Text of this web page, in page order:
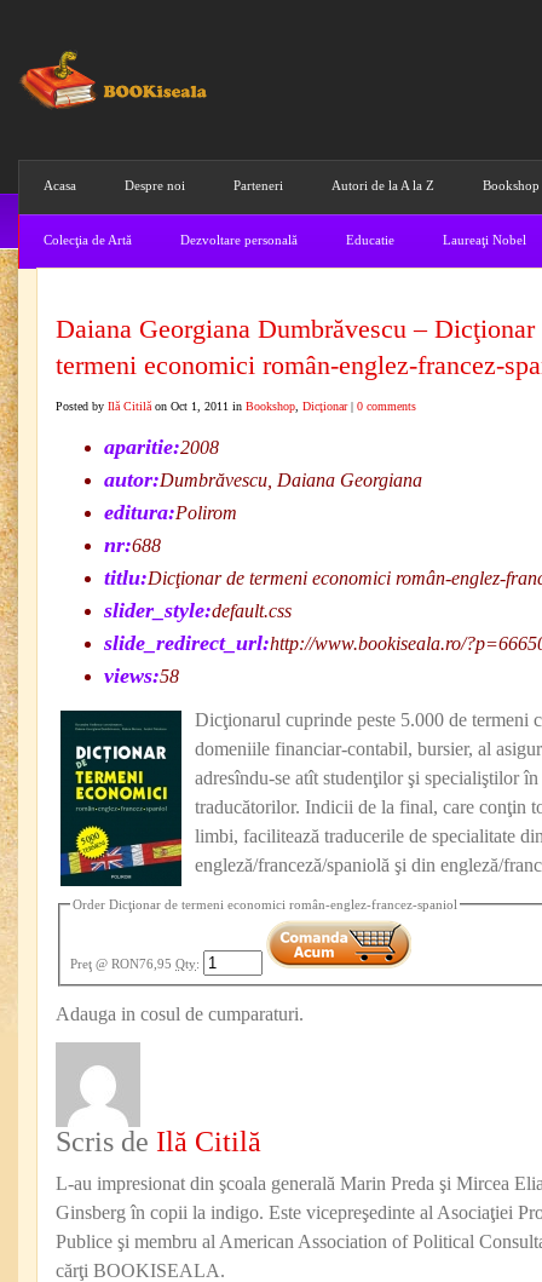
Acasa Despre noi Parteneri Autori de la A la Z Bookshop
Colecţia de Artă Dezvoltare personală Educatie Laureaţi Nobel
Daiana Georgiana Dumbrăvescu – Dicţionar
termeni economici român-englez-francez-
Posted by Ilă Citilă on Oct 1, 2011 in Bookshop Dicţionar| 0 comments
aparitie:2008
autor:Dumbrăvescu, Daiana Georgiana
editura:Polirom
nr:688
titlu:Dicţionar de termeni economici român-englez-
slider_style:default.css
slide_redirect_url:http://www.bookiseala.ro/
views:58
Dicţionarul cuprinde peste 5.000 de termeni
domeniile financiar-contabil, bursier, al
adresîndu-se atît studenţilor şi specialiştilor
traducătorilor. Indicii de la final, care conţin
limbi, facilitează traducerile de specialitate
engleză/franceză/spaniolă şi din engleză/
Order Dicţionar de termeni economici român-englez-francez-spaniol
Preţ @ RON76,95 Qty:
Adauga in cosul de cumparaturi.
Scris de Ilă Citilă
L-au impresionat din şcoala generală Marin Preda şi Mircea
Ginsberg în copii la indigo. Este vicepreşedinte al Asociaţiei
Publice şi membru al American Association of Political
cărţi BOOKISEALA.